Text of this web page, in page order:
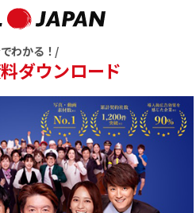
わかる！/
ダウンロード